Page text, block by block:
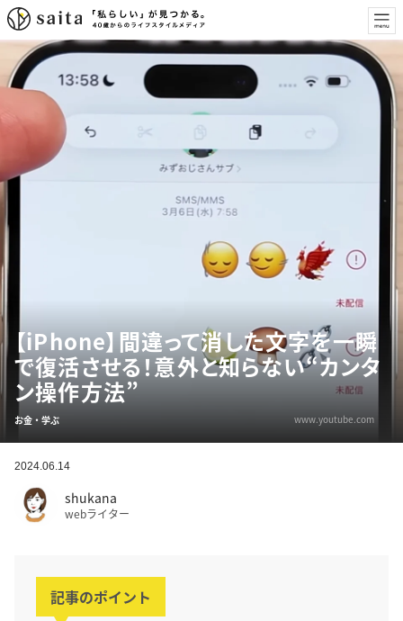
【iPhone】間違って消した文字を一瞬
で復活させる！意外と知らない“カンタ
ン操作方法”
お金・学ぶ www.youtube.com
2024.06.14
shukana
webライター
記事のポイント